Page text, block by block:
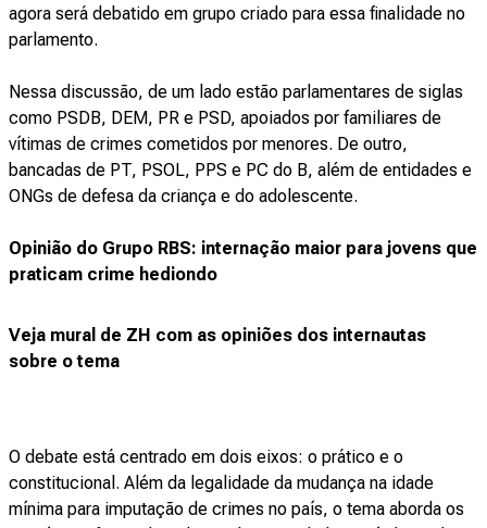
agora será debatido em grupo criado para essa finalidade no
parlamento.
Nessa discussão, de um lado estão parlamentares de siglas
como PSDB, DEM, PR e PSD, apoiados por familiares de
vítimas de crimes cometidos por menores. De outro,
bancadas de PT, PSOL, PPS e PC do B, além de entidades e
ONGs de defesa da criança e do adolescente.
Opinião do Grupo RBS: internação maior para jovens que
praticam crime hediondo
Veja mural de ZH com as opiniões dos internautas
sobre o tema
O debate está centrado em dois eixos: o prático e o
constitucional. Além da legalidade da mudança na idade
mínima para imputação de crimes no país, o tema aborda os